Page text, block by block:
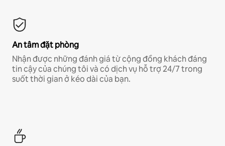
An tâm đặt phòng
Nhận được những đánh giá từ cộng đồng khách đáng
tin cậy của chúng tôi và có dịch vụ hỗ trợ 24/7 trong
suốt thời gian ở kéo dài của bạn.